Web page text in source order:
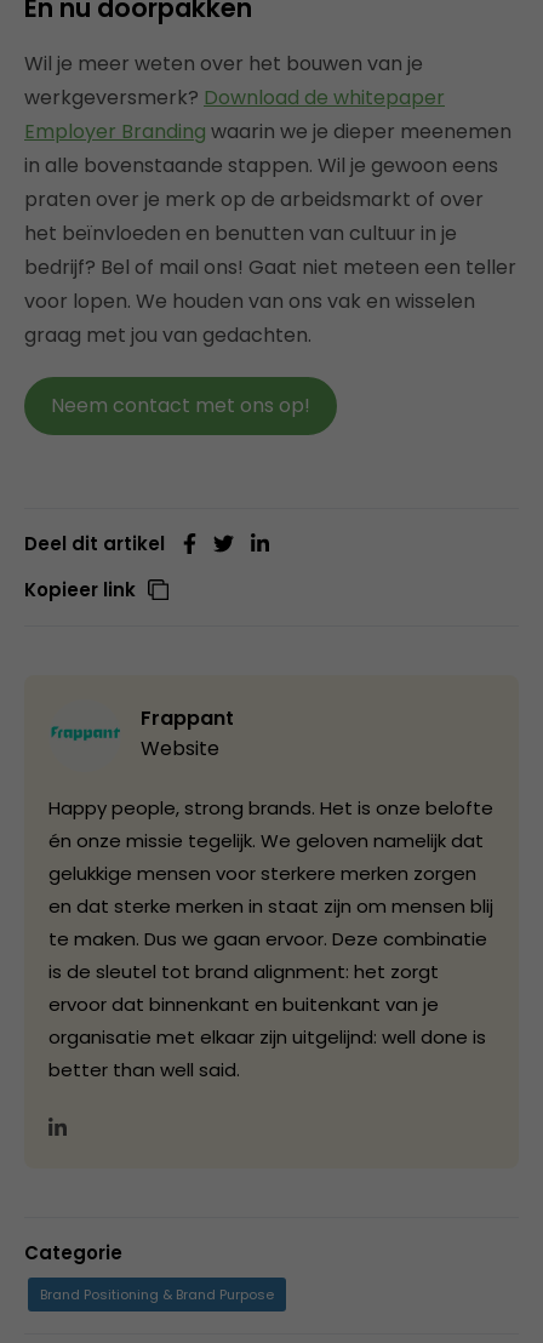
En nu doorpakken
Wil je meer weten over het bouwen van je
werkgeversmerk? Download de whitepaper
Employer Branding waarin we je dieper meenemen
in alle bovenstaande stappen. Wil je gewoon eens
praten over je merk op de arbeidsmarkt of over
het beïnvloeden en benutten van cultuur in je
bedrijf? Bel of mail ons! Gaat niet meteen een teller
voor lopen. We houden van ons vak en wisselen
graag met jou van gedachten.
Neem contact met ons op!
Deel dit artikel
Kopieer link
Frappant
Website
Happy people, strong brands. Het is onze belofte
én onze missie tegelijk. We geloven namelijk dat
gelukkige mensen voor sterkere merken zorgen
en dat sterke merken in staat zijn om mensen blij
te maken. Dus we gaan ervoor. Deze combinatie
is de sleutel tot brand alignment: het zorgt
ervoor dat binnenkant en buitenkant van je
organisatie met elkaar zijn uitgelijnd: well done is
better than well said.
Categorie
Brand Positioning & Brand Purpose